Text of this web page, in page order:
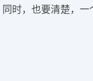
时，也要清楚，